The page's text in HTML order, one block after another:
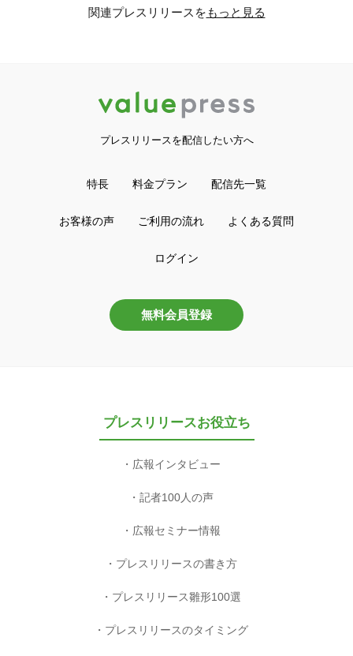
関連プレスリリースをもっと見る
プレスリリースを配信したい方へ
特長 料金プラン 配信先一覧
お客様の声 ご利用の流れ よくある質問
ログイン
無料会員登録
プレスリリースお役立ち
広報インタビュー
記者100人の声
広報セミナー情報
プレスリリースの書き方
プレスリリース雛形100選
プレスリリースのタイミング